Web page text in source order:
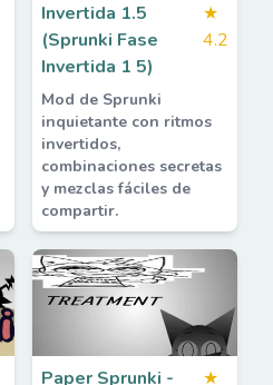
Invertida 1.5
(Sprunki Fase
Invertida 1 5)
★
4.2
Mod de Sprunki
inquietante con ritmos
invertidos,
combinaciones secretas
y mezclas fáciles de
compartir.
Paper Sprunki - ★